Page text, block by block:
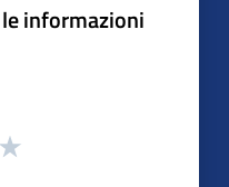
informazioni